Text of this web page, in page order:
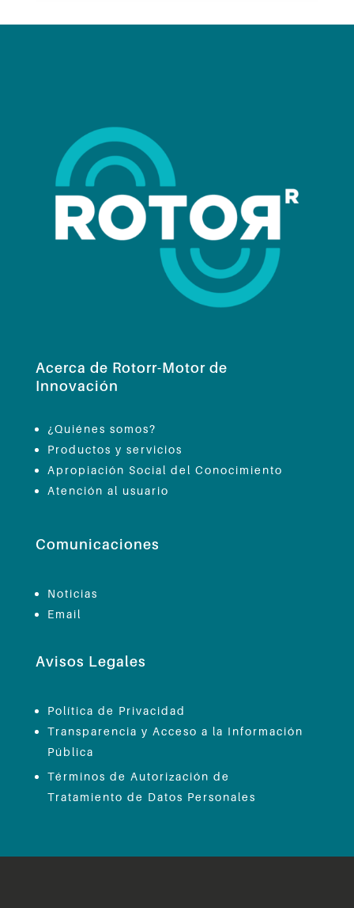
Acerca de Rotorr-Motor de
Innovación
¿Quiénes somos?
Productos y servicios
Apropiación Social del Conocimiento
Atención al usuario
Comunicaciones
Noticias
Email
Avisos Legales
Política de Privacidad
Transparencia y Acceso a la Información
Pública
Términos de Autorización de
Tratamiento de Datos Personales